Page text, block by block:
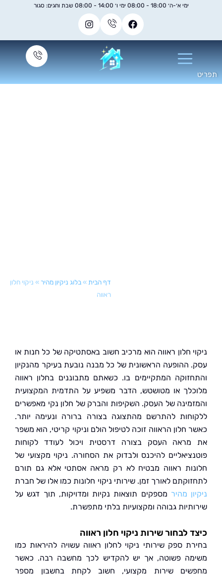
»בלוג ניקיון מהיר »ניקוי חלון
חלון ראווה הוא מרכיב חשוב באסתטיקה של כל חנות או
ההופעה הראשונית של כל מבנה נובעת בעיקר מהנקיון
המתקיימים בו. כשאתם מתבוננים בחלון ראווה
או מטושטש, הדבר משפיע על התדמית המקצועית
של העסק. השקיפות והברק של חלון נקי מאפשרים
להתרשם מהתצוגה בצורה ברורה ונעימה יותר.
חלון הראווה זוכה לטיפול הולם וניקוי קריטי, הוא משפר
העסק בצורה דרסטית ויכול לעודד לקוחות
להיכנס ולבדוק את הסחורה. ניקוי מקצועי של
ראווה מבטיח לא רק מראה אסתטי אלא גם תורם
לאורך זמן. שירותי ניקוי חלונות כמו אלו של חברת
מהירמספקים תוצאות נקיות ומדויקות, תוך דגש על
גבוהה ומקצועיות בלתי מתפשרת.
לבחור שירות ניקוי חלון ראווה
ספק שירותי ניקוי לחלון ראווה עשויה להיראות כמו
פשוטה, אך יש להקדיש לכך מחשבה רבה. כאשר
שירות מקצועי, חשוב לקחת בחשבון מספר